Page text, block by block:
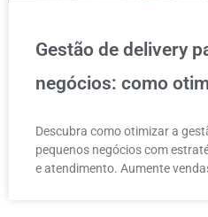
Gestão de delivery
negócios: como
Descubra como otimizar a
pequenos negócios com
e atendimento. Aumente